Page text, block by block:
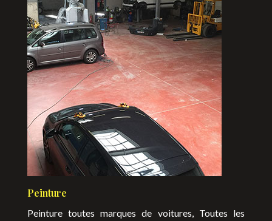
Peinture
Peinture toutes marques de voitures, Toutes les